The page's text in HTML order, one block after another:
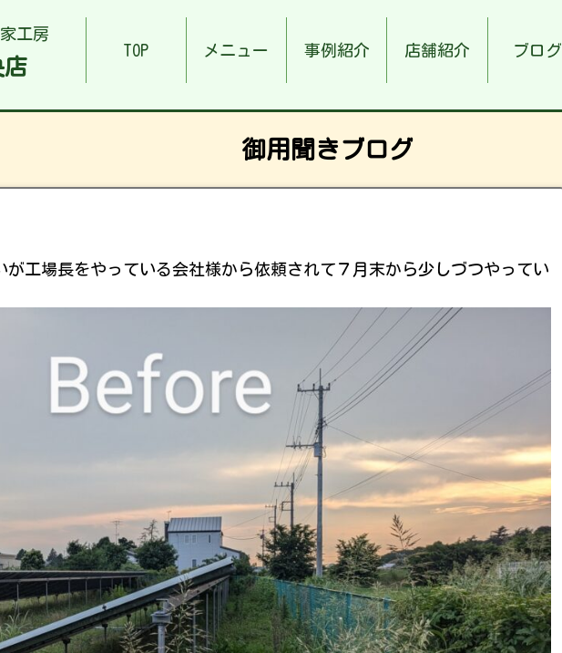
工房
店
TOP メニュー 事例紹介 店舗紹介 ブログ
御用聞きブログ
工場長をやっている会社様から依頼されて７月末から少しづつやってい